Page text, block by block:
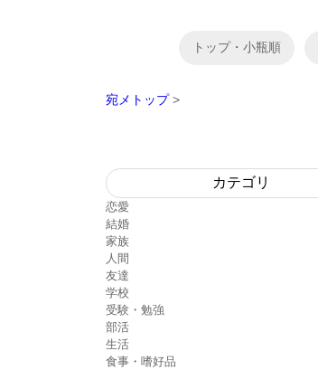
トップ・小瓶順
宛メトップ >
カテゴリ
恋愛
結婚
家族
人間
友達
学校
受験・勉強
部活
生活
食事・嗜好品